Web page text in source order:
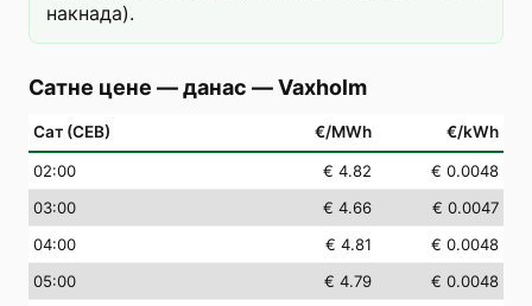
накнада).
Сатне цене — данас —Vaxholm
Сат (СЕВ) €/MWh €/kWh
02:00 € 4.82
€ 0.0048
03:00 € 4.66
€ 0.0047
04:00 € 4.81
€ 0.0048
05:00 € 4.79
€ 0.0048